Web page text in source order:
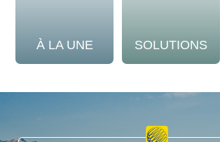
À LA UNE SOLUTIONS